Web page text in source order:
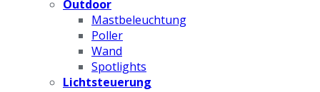
Outdoor
Mastbeleuchtung
Poller
Wand
Spotlights
Lichtsteuerung